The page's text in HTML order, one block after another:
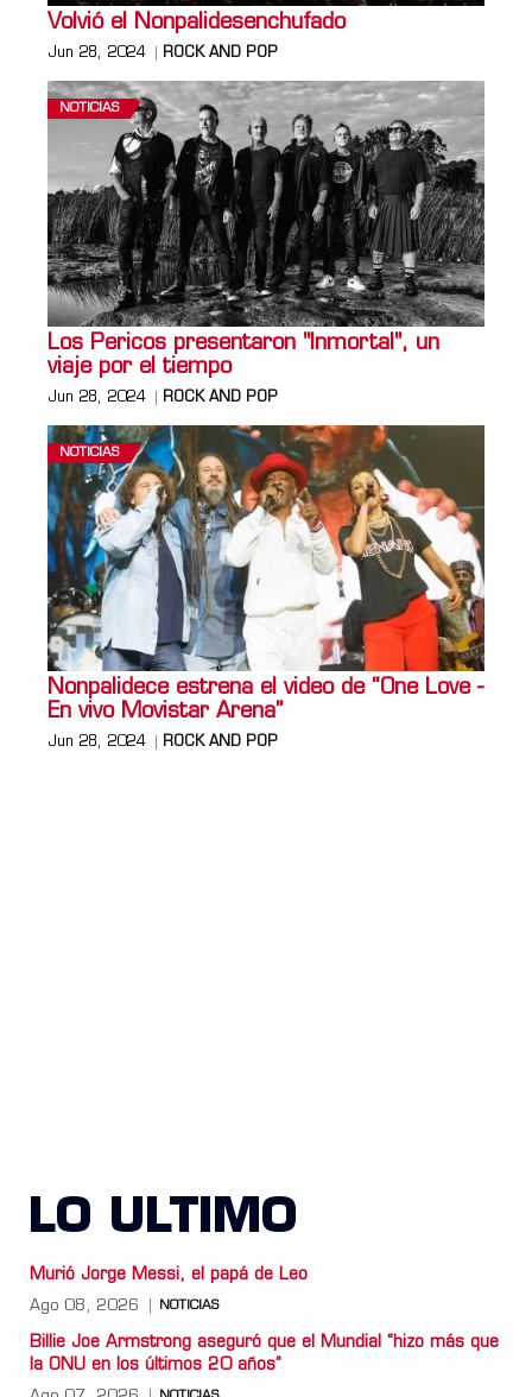
Volvió el Nonpalidesenchufado
Jun 28, 2024 ROCK AND POP
NOTICIAS
Los Pericos presentaron "Inmortal", un
viaje por el tiempo
Jun 28, 2024 ROCK AND POP
NOTICIAS
Nonpalidece estrena el video de “One Love -
En vivo Movistar Arena”
Jun 28, 2024 ROCK AND POP
LO ULTIMO
Murió Jorge Messi, el papá de Leo
Ago 08, 2026 NOTICIAS
Billie Joe Armstrong aseguró que el Mundial “hizo más que
la ONU en los últimos 20 años”